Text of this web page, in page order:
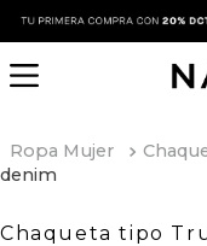
Ropa Mujer
denim
Chaqueta tipo